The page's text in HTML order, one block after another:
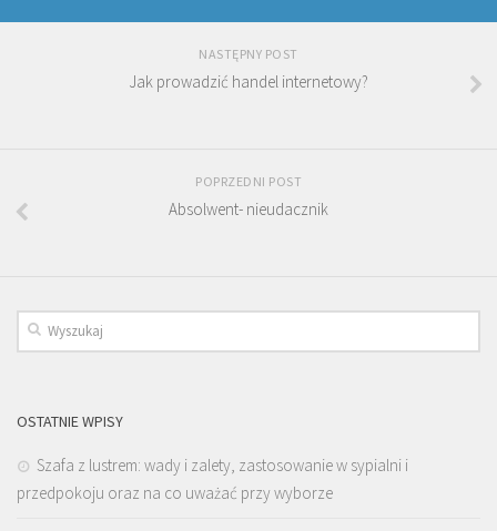
NASTĘPNY POST
Jak prowadzić handel internetowy?
POPRZEDNI POST
Absolwent- nieudacznik
OSTATNIE WPISY
Szafa z lustrem: wady i zalety, zastosowanie w sypialni i
przedpokoju oraz na co uważać przy wyborze